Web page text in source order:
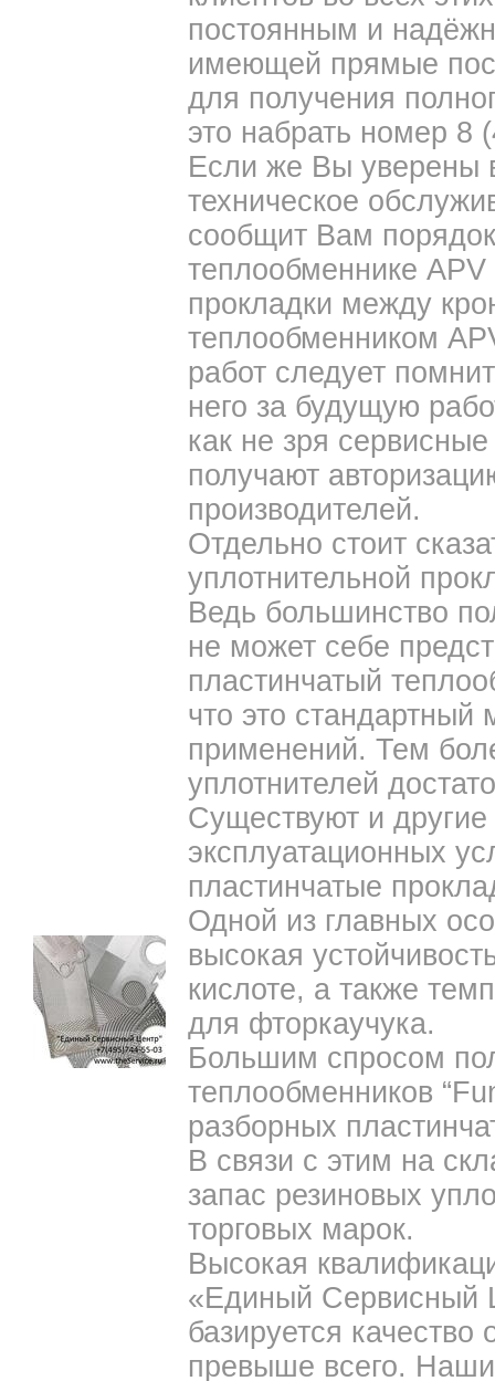
постоянным и
имеющей прямые
для получения
это набрать номер 8
Если же Вы уверены
техническое
сообщит Вам
теплообменнике
прокладки между
теплообменником
работ следует
него за будущую
как не зря
получают
производителей.
Отдельно стоит
уплотнительной
Ведь большинство
не может себе
пластинчатый
что это
применений. Тем
уплотнителей
Существуют и
эксплуатационных
пластинчатые
Одной из главных
высокая
кислоте, а также
для фторкаучука.
Большим спросом
теплообменников
разборных
В связи с этим на
запас резиновых
торговых марок.
Высокая
«Единый Сервисный
базируется
превыше всего.